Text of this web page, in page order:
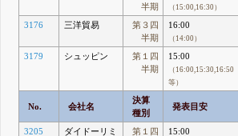
半期
（15:00,16:30）
3176 三洋貿易
第３四
半期
16:00
（14:00）
3179 シュッピン
第１四
半期
15:00
（16:00,15:30,16:50
等）
No. 会社名
決算
種別
発表目安
3205
ダイドーリミ
第１四
15:00